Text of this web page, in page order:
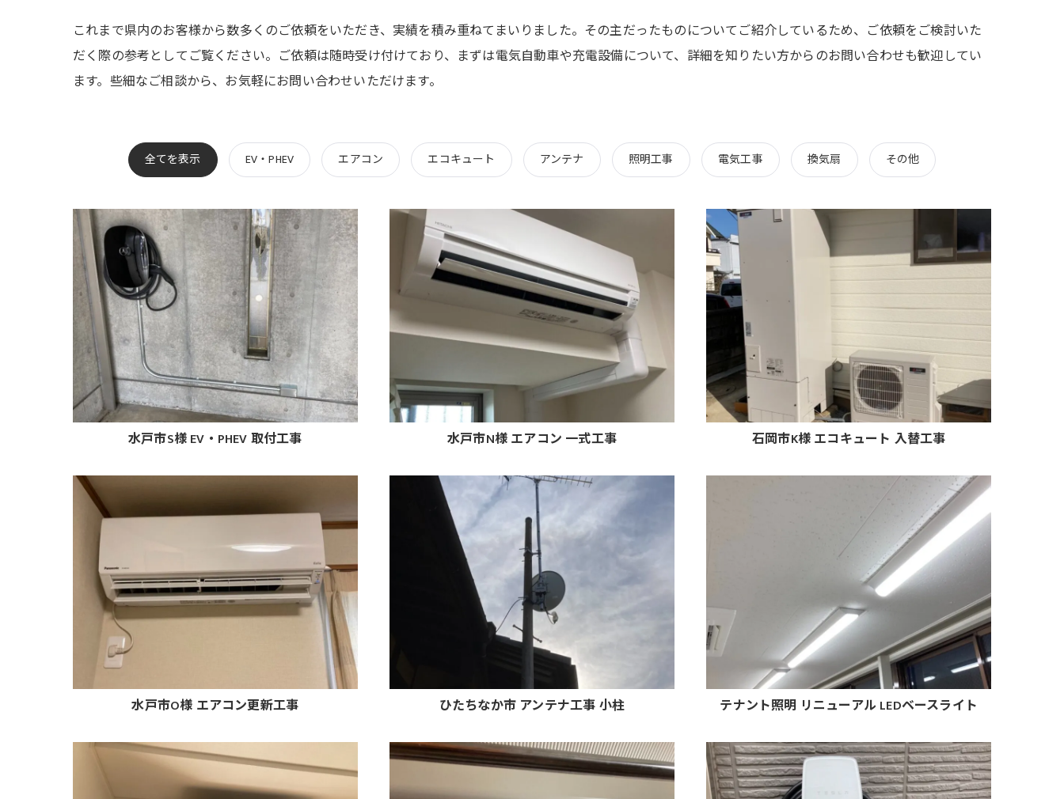
これまで県内のお客様から数多くのご依頼をいただき、実績を積み重ねてまいりました。その主だったものについてご紹介しているため、ご依頼をご検討いた
だく際の参考としてご覧ください。ご依頼は随時受け付けており、まずは電気自動車や充電設備について、詳細を知りたい方からのお問い合わせも歓迎してい
ます。些細なご相談から、お気軽にお問い合わせいただけます。
全てを表示 EV・PHEV エアコン エコキュート アンテナ 照明工事 電気工事 換気扇 その他
水戸市S様 EV・PHEV 取付工事 水戸市N様 エアコン 一式工事 石岡市K様 エコキュート 入替工事
水戸市O様 エアコン更新工事 ひたちなか市 アンテナ工事 小柱 テナント照明 リニューアル LEDベースライト